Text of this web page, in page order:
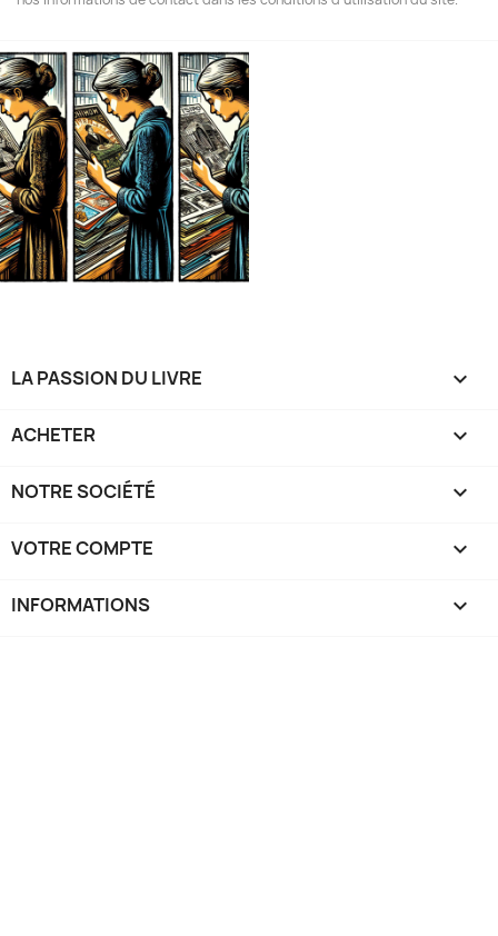
LA PASSION DU LIVRE 
ACHETER 
NOTRE SOCIÉTÉ 
VOTRE COMPTE 
INFORMATIONS keyboard_arrow_down